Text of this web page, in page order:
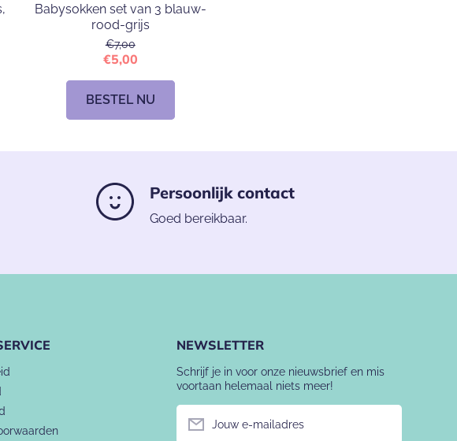
Babysokken set van 3 blauw-
rood-grijs
€7,00
€5,00
BESTEL NU
Persoonlijk contact
Goed bereikbaar.
NEWSLETTER
Schrijf je in voor onze nieuwsbrief en mis
voortaan helemaal niets meer!
Jouw e-mailadres